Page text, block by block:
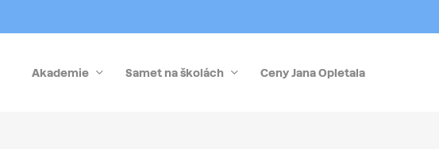
to
contentAkademie Samet na školách Ceny Jana Opletala